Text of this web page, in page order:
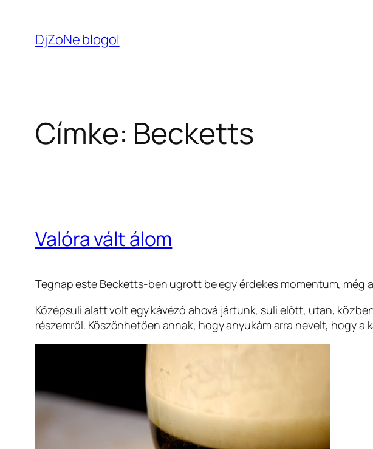
tartalomhoz
DjZoNe blogol
Címke: Becketts
Valóra vált álom
Tegnap este Becketts-ben ugrott be egy érdekes momentum, még
Középsuli alatt volt egy kávézó ahová jártunk, suli előtt, után,
részemről. Köszönhetően annak, hogy anyukám arra nevelt, hogy a